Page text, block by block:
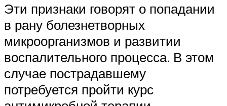
Эти признаки говорят о попадании
в рану болезнетворных
микроорганизмов и развитии
воспалительного процесса. В этом
случае пострадавшему
потребуется пройти курс